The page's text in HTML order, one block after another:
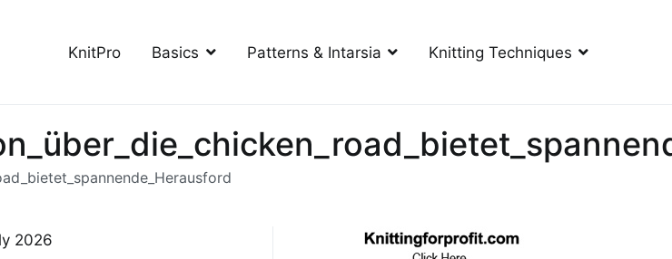
Site
knit, free videos, free patterns
KnitPro Basics Patterns & Intarsia Knitting Techniques
2026